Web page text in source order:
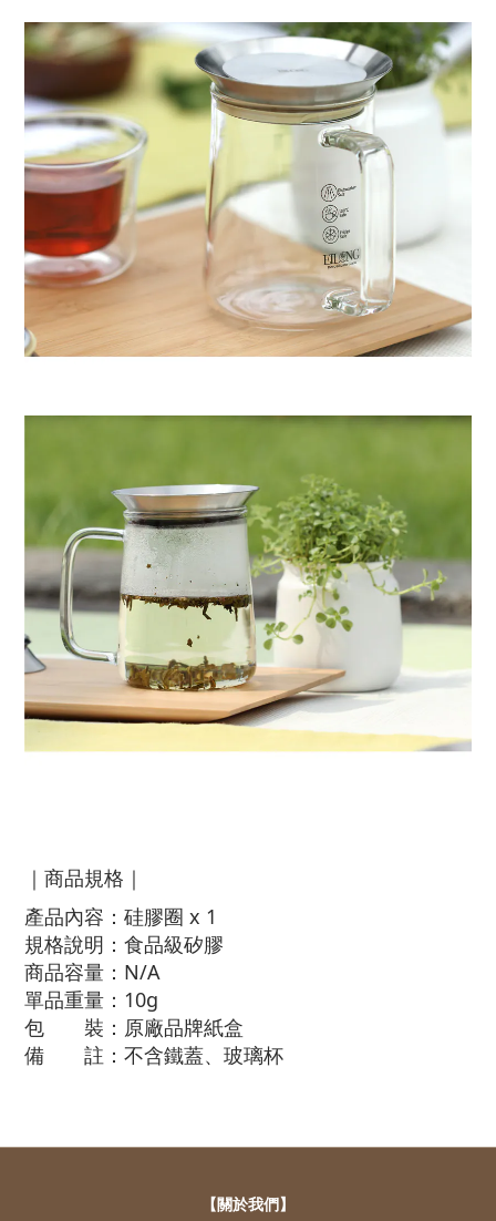
｜商品規格｜
產品內容：硅膠圈 x 1
規格說明：食品級矽膠
商品容量：N/A
單品重量：10g
包 裝：原廠品牌紙盒
備 註：不含鐵蓋、玻璃杯
【關於我們】